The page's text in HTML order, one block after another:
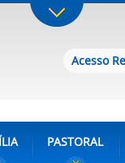
Acesso
PASTORAL